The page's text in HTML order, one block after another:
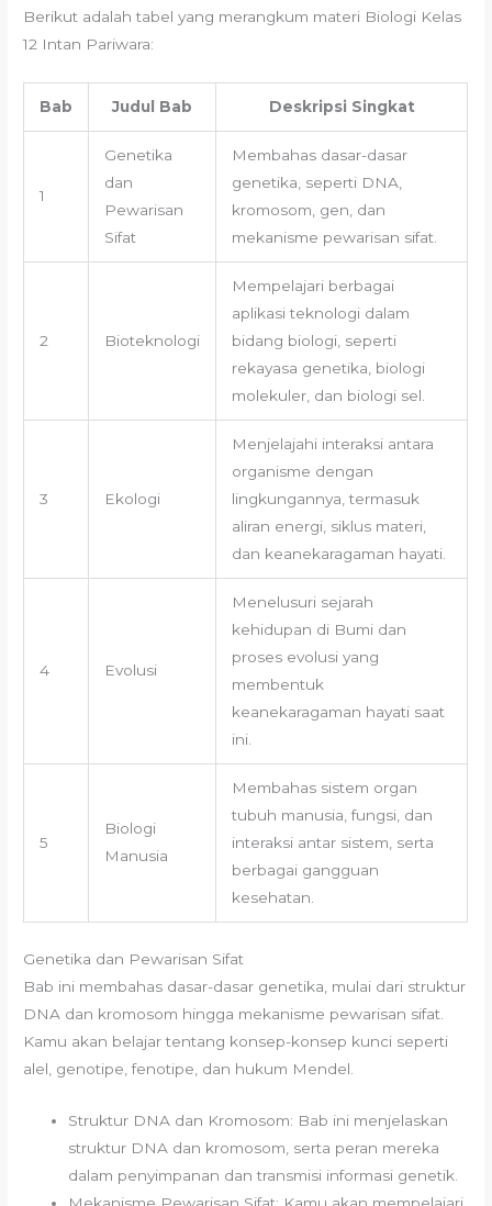
Berikut adalah tabel yang merangkum materi Biologi Kelas
12 Intan Pariwara:
Bab Judul Bab Deskripsi Singkat
1
Genetika
dan
Pewarisan
Sifat
Membahas dasar-dasar
genetika, seperti DNA,
kromosom, gen, dan
mekanisme pewarisan sifat.
2 Bioteknologi
Mempelajari berbagai
aplikasi teknologi dalam
bidang biologi, seperti
rekayasa genetika, biologi
molekuler, dan biologi sel.
3 Ekologi
Menjelajahi interaksi antara
organisme dengan
lingkungannya, termasuk
aliran energi, siklus materi,
dan keanekaragaman hayati.
4 Evolusi
Menelusuri sejarah
kehidupan di Bumi dan
proses evolusi yang
membentuk
keanekaragaman hayati saat
ini.
5
Biologi
Manusia
Membahas sistem organ
tubuh manusia, fungsi, dan
interaksi antar sistem, serta
berbagai gangguan
kesehatan.
Genetika dan Pewarisan Sifat
Bab ini membahas dasar-dasar genetika, mulai dari struktur
DNA dan kromosom hingga mekanisme pewarisan sifat.
Kamu akan belajar tentang konsep-konsep kunci seperti
alel, genotipe, fenotipe, dan hukum Mendel.
Struktur DNA dan Kromosom: Bab ini menjelaskan
struktur DNA dan kromosom, serta peran mereka
dalam penyimpanan dan transmisi informasi genetik.
Mekanisme Pewarisan Sifat: Kamu akan mempelajari